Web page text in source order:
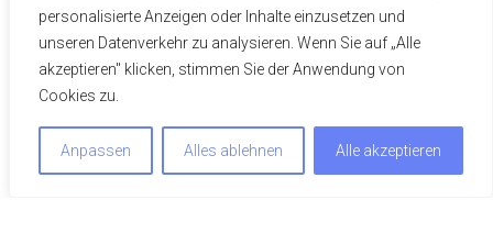
personalisierte Anzeigen oder Inhalte einzusetzen und
unseren Datenverkehr zu analysieren. Wenn Sie auf „Alle
akzeptieren" klicken, stimmen Sie der Anwendung von
Cookies zu.
Anpassen Alles ablehnen Alle akzeptieren